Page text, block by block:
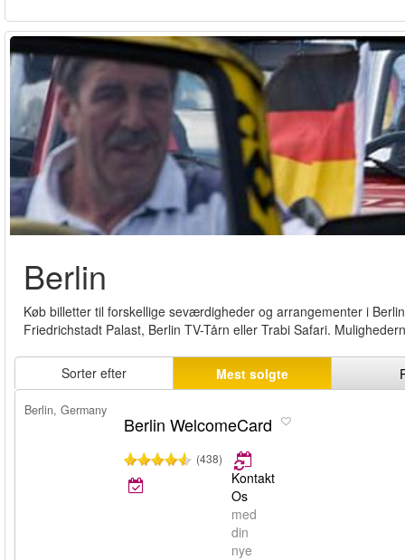
Berlin
Køb billetter til forskellige seværdigheder og arrangementer i
Friedrichstadt Palast, Berlin TV-Tårn eller Trabi Safari.
Sorter efter Mest solgte
Berlin, Germany
Berlin WelcomeCard
(438)
Kontakt
Os
med
din
nye